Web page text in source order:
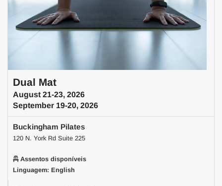
Dual Mat
August 21-23, 2026
September 19-20, 2026
Buckingham Pilates
120 N. York Rd Suite 225
Assentos disponíveis
Linguagem: English